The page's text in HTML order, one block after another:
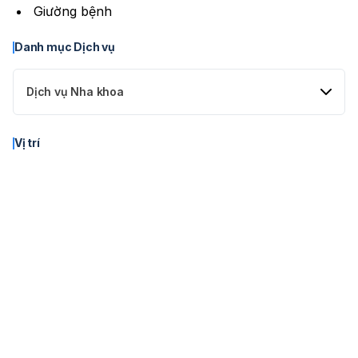
Giường bệnh
Danh mục Dịch vụ
Dịch vụ Nha khoa
Răng sứ thẩm mỹ
Vị trí